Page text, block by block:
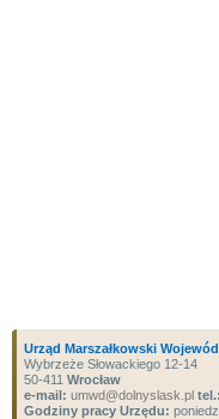
Urząd Marszałkowski
Wybrzeże Słowackiego 12-14
50-411 Wrocław
e-mail: umwd@dolnyslask.pl tel.:
Godziny pracy Urzędu: